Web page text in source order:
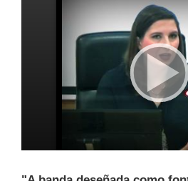
25 de abr. de 2017
25 de abr. de 2017
25 de abr. de